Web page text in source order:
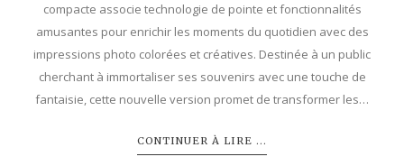
compacte associe technologie de pointe et fonctionnalités
amusantes pour enrichir les moments du quotidien avec des
impressions photo colorées et créatives. Destinée à un public
cherchant à immortaliser ses souvenirs avec une touche de
fantaisie, cette nouvelle version promet de transformer les…
CONTINUER À LIRE ...